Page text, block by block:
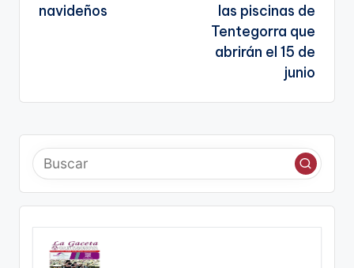
navideños
las piscinas de
Tentegorra que
abrirán el 15 de
junio